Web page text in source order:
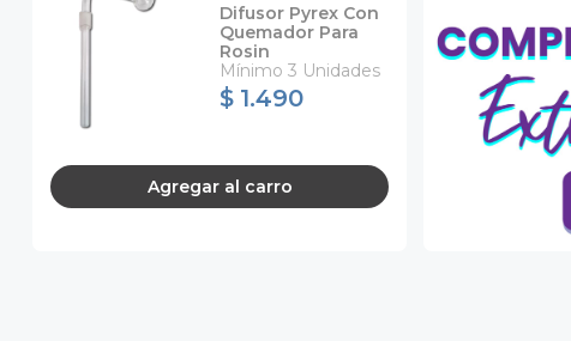
Difusor Pyrex Con
Quemador Para
Rosin
Mínimo 3 Unidades
$ 1.490
Agregar al carro